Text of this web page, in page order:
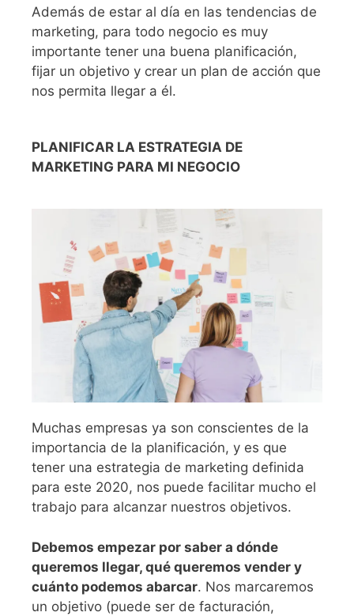
Además de estar al día en las tendencias de
marketing, para todo negocio es muy
importante tener una buena planificación,
fijar un objetivo y crear un plan de acción que
nos permita llegar a él.
PLANIFICAR LA ESTRATEGIA DE
MARKETING PARA MI NEGOCIO
Muchas empresas ya son conscientes de la
importancia de la planificación, y es que
tener una estrategia de marketing definida
para este 2020, nos puede facilitar mucho el
trabajo para alcanzar nuestros objetivos.
Debemos empezar por saber a dónde
queremos llegar, qué queremos vender y
cuánto podemos abarcar. Nos marcaremos
un objetivo (puede ser de facturación,